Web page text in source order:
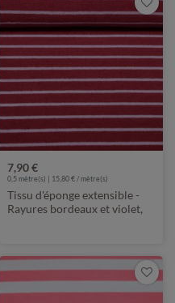
7,90 €
0,5 mètre(s) | 15,80 € / mètre(s)
Tissu d'éponge extensible -
Rayures bordeaux et violet,